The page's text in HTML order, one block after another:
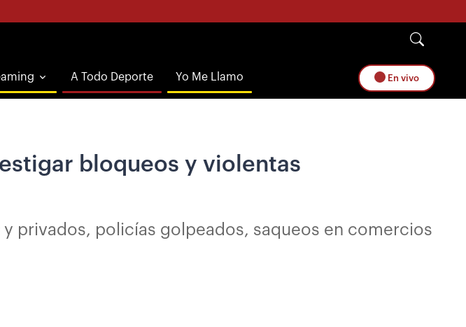
A Todo Deporte Yo Me Llamo En vivo
bloqueos y violentas
privados, policías golpeados, saqueos en comercios